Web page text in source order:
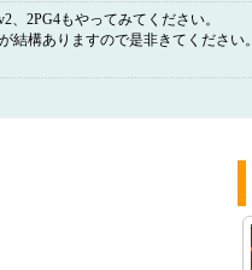
、2PG4もやってみてください。
結構ありますので是非きてください。